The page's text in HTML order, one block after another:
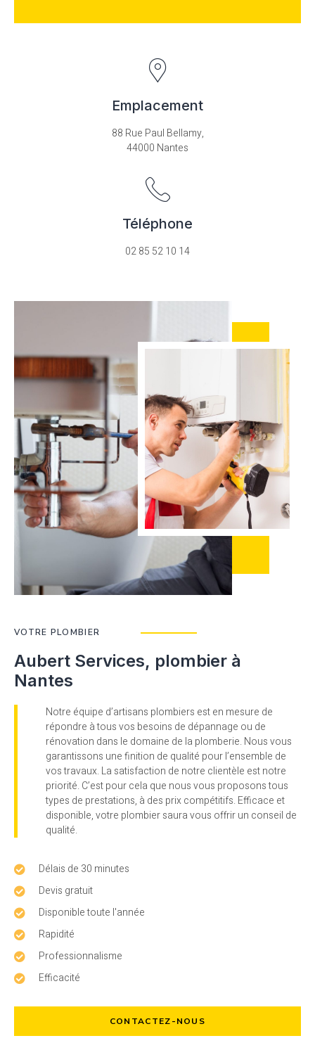
Emplacement
88 Rue Paul Bellamy,
44000 Nantes
Téléphone
02 85 52 10 14
VOTRE PLOMBIER
Aubert Services, plombier à
Nantes
Notre équipe d’artisans plombiers est en mesure de
répondre à tous vos besoins de dépannage ou de
rénovation dans le domaine de la plomberie. Nous vous
garantissons une finition de qualité pour l’ensemble de
vos travaux. La satisfaction de notre clientèle est notre
priorité. C’est pour cela que nous vous proposons tous
types de prestations, à des prix compétitifs. Efficace et
disponible, votre plombier saura vous offrir un conseil de
qualité.
Délais de 30 minutes
Devis gratuit
Disponible toute l'année
Rapidité
Professionnalisme
Efficacité
CONTACTEZ-NOUS